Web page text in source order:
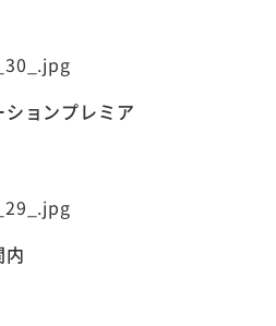
ョンプレミア
内